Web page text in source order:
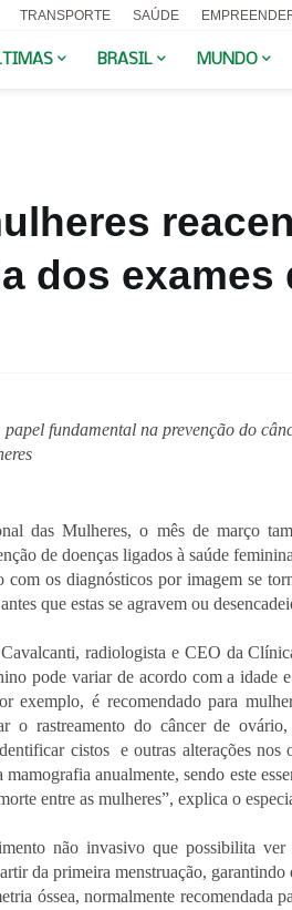
TRANSPORTE SAÚDE
BRASIL MUNDO
dos exames
fundamental na prevenção do
das Mulheres, o mês de março
de doenças ligados à saúde
com os diagnósticos por imagem se
que estas se agravem ou
radiologista e CEO da
pode variar de acordo com a idade
exemplo, é recomendado para
o rastreamento do câncer de
cistos  e outras alterações
anualmente, sendo este
entre as mulheres”, explica o
não invasivo que possibilita
da primeira menstruação,
óssea, normalmente recomendada